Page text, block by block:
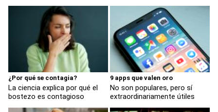
¿Por qué se contagia?
La ciencia explica por qué el
bostezo es contagioso
9 apps que valen oro
No son populares, pero sí
extraordinariamente útiles